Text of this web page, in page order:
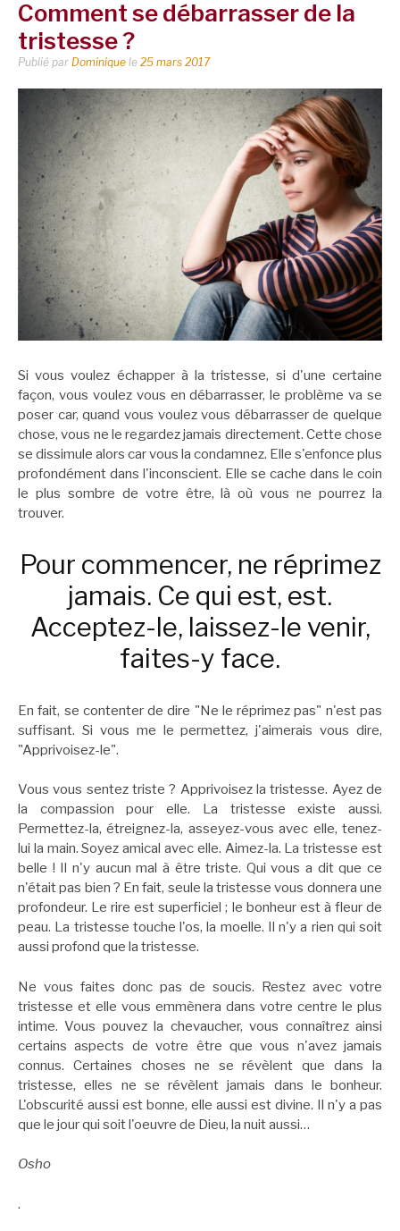
Comment se débarrasser de la
tristesse ?
Publié par Dominique le 25 mars 2017
Si vous voulez échapper à la tristesse, si d'une certaine
façon, vous voulez vous en débarrasser, le problème va se
poser car, quand vous voulez vous débarrasser de quelque
chose, vous ne le regardez jamais directement. Cette chose
se dissimule alors car vous la condamnez. Elle s'enfonce plus
profondément dans l'inconscient. Elle se cache dans le coin
le plus sombre de votre être, là où vous ne pourrez la
trouver.
Pour commencer, ne réprimez
jamais. Ce qui est, est.
Acceptez-le, laissez-le venir,
faites-y face.
En fait, se contenter de dire "Ne le réprimez pas" n'est pas
suffisant. Si vous me le permettez, j'aimerais vous dire,
"Apprivoisez-le".
Vous vous sentez triste ? Apprivoisez la tristesse. Ayez de
la compassion pour elle. La tristesse existe aussi.
Permettez-la, étreignez-la, asseyez-vous avec elle, tenez-
lui la main. Soyez amical avec elle. Aimez-la. La tristesse est
belle ! Il n'y aucun mal à être triste. Qui vous a dit que ce
n'était pas bien ? En fait, seule la tristesse vous donnera une
profondeur. Le rire est superficiel ; le bonheur est à fleur de
peau. La tristesse touche l'os, la moelle. Il n'y a rien qui soit
aussi profond que la tristesse.
Ne vous faites donc pas de soucis. Restez avec votre
tristesse et elle vous emmènera dans votre centre le plus
intime. Vous pouvez la chevaucher, vous connaîtrez ainsi
certains aspects de votre être que vous n'avez jamais
connus. Certaines choses ne se révèlent que dans la
tristesse, elles ne se révèlent jamais dans le bonheur.
L'obscurité aussi est bonne, elle aussi est divine. Il n'y a pas
que le jour qui soit l'oeuvre de Dieu, la nuit aussi…
Osho
.